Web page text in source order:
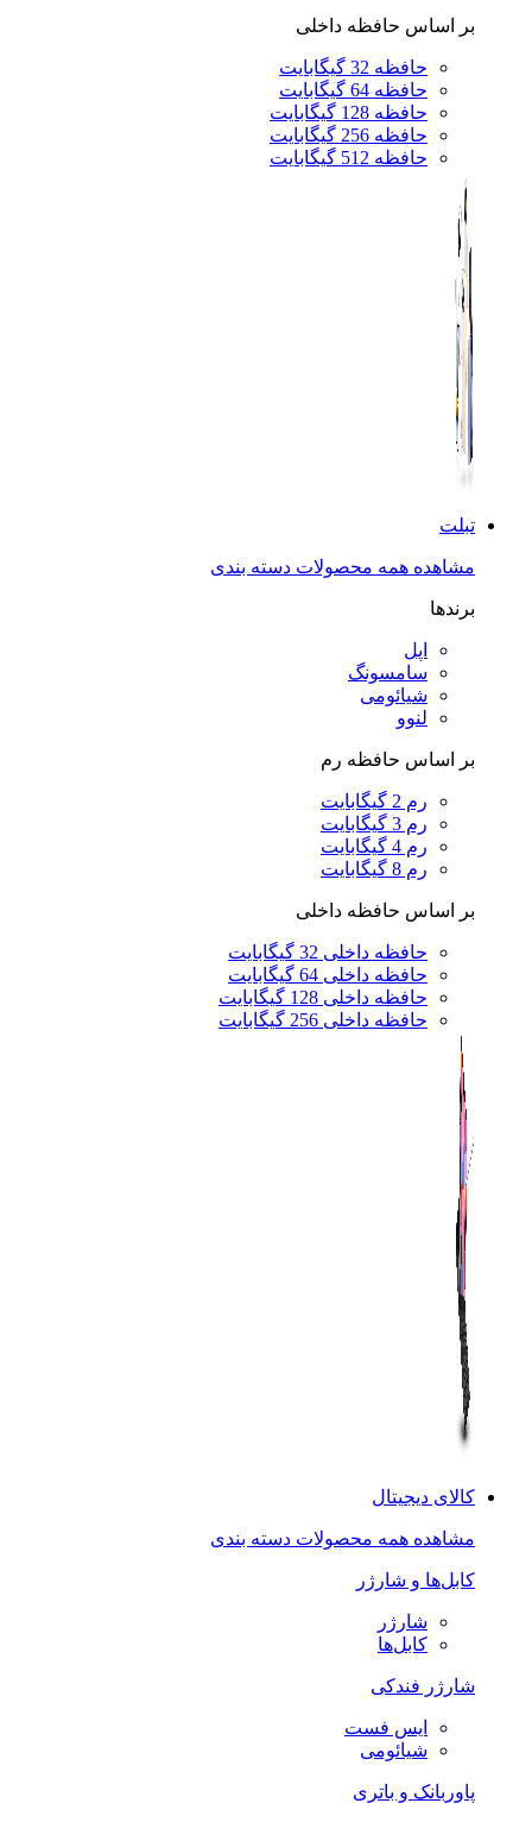
بر اساس حافظه داخلی
حافظه 32 گیگابایت
حافظه 64 گیگابایت
حافظه 128 گیگابایت
حافظه 256 گیگابایت
حافظه 512 گیگابایت
تبلت
مشاهده همه محصولات دسته بندی
برندها
اپل
سامسونگ
شیائومی
لنوو
بر اساس حافظه رم
رم 2 گیگابایت
رم 3 گیگابایت
رم 4 گیگابایت
رم 8 گیگابایت
بر اساس حافظه داخلی
حافظه داخلی 32 گیگابایت
حافظه داخلی 64 گیگابایت
حافظه داخلی 128 گیگابایت
حافظه داخلی 256 گیگابایت
کالای دیجیتال
مشاهده همه محصولات دسته بندی
کابل‌ها و شارژر
شارژر
کابل‌ها
شارژر فندکی
ایس فست
شیائومی
پاوربانک و باتری